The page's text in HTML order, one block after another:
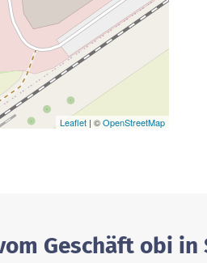
Leaflet | ©OpenStreetMap
Geschäft obi in